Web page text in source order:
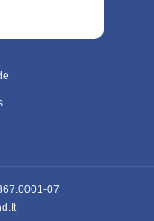
07